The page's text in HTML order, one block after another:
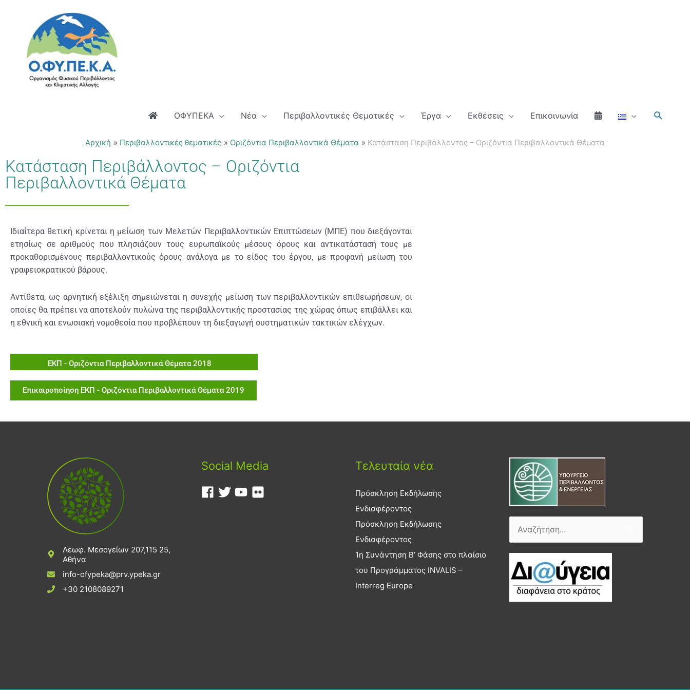
περιεχόμενο
ΟΦΥΠΕΚΑ Νέα Περιβαλλοντικές Θεματικές Έργα Εκθέσεις Επικοινωνία
Αρχική Περιβαλλοντικές θεματικές Οριζόντια Περιβαλλοντικά Θέματα Κατάσταση Περιβάλλοντος – Οριζόντια Περιβαλλοντικά Θέματα
Κατάσταση Περιβάλλοντος – Οριζόντια
Περιβαλλοντικά Θέματα
Ιδιαίτερα θετική κρίνεται η μείωση των Μελετών Περιβαλλοντικών Επιπτώσεων (ΜΠΕ) που διεξάγονται
ετησίως σε αριθμούς που πλησιάζουν τους ευρωπαϊκούς μέσους όρους και αντικατάστασή τους με
προκαθορισμένους περιβαλλοντικούς όρους ανάλογα με το είδος του έργου, με προφανή μείωση του
γραφειοκρατικού βάρους.
Αντίθετα, ως αρνητική εξέλιξη σημειώνεται η συνεχής μείωση των περιβαλλοντικών επιθεωρήσεων, οι
οποίες θα πρέπει να αποτελούν πυλώνα της περιβαλλοντικής προστασίας της χώρας όπως επιβάλλει και
η εθνική και ενωσιακή νομοθεσία που προβλέπουν τη διεξαγωγή συστηματικών τακτικών ελέγχων.
ΕΚΠ - Οριζόντια Περιβαλλοντικά Θέματα 2018
Επικαιροποίηση ΕΚΠ - Οριζόντια Περιβαλλοντικά Θέματα 2019
Λεωφ. Μεσογείων 207,115 25,
Αθήνα
info-ofypeka@prv.ypeka.gr
+30 2108089271
Social Media Τελευταία νέα
Πρόσκληση Εκδήλωσης
Ενδιαφέροντος
Πρόσκληση Εκδήλωσης
Ενδιαφέροντος
1η Συνάντηση Β’ Φάσης στο πλαίσιο
του Προγράμματος INVALIS –
Interreg Europe
Αναζήτηση